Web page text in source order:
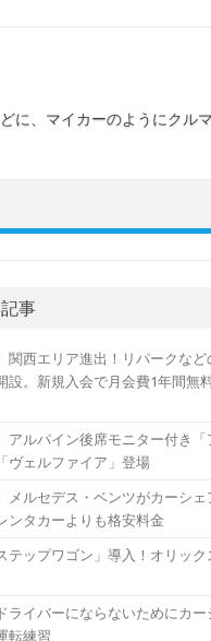
に、マイカーのようにクル
事
関西エリア進出！リパークなど
設。新規入会で月会費1年間無
アルパイン後席モニター付き「
ヴェルファイア」登場
メルセデス・ベンツがカーシェ
ンタカーよりも格安料金
テップワゴン」導入！オリック
ライバーにならないためにカー
転練習